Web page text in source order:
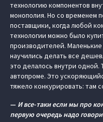
технологию компонентов
монополия. Но со временем
поставщики, когда любой
технологии можно было
производителей.
научились делать все
это делалось внутри одной.
автопроме. Это
тяжело конкурировать: там
— И все-таки если мы про
первую очередь надо